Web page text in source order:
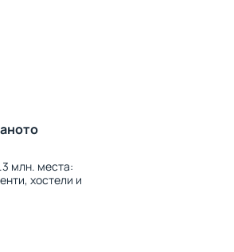
млн. места:
хостели и